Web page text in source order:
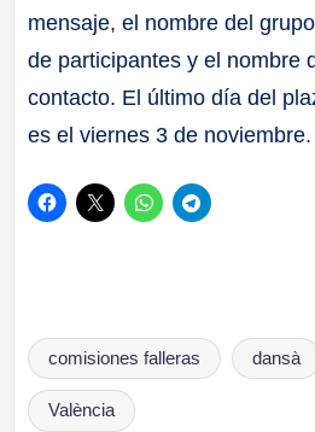
mensaje, el nombre del
de participantes y el nombre
contacto. El último día del
es el viernes 3 de noviembre.
Etiquetas:
comisiones falleras dansà
València